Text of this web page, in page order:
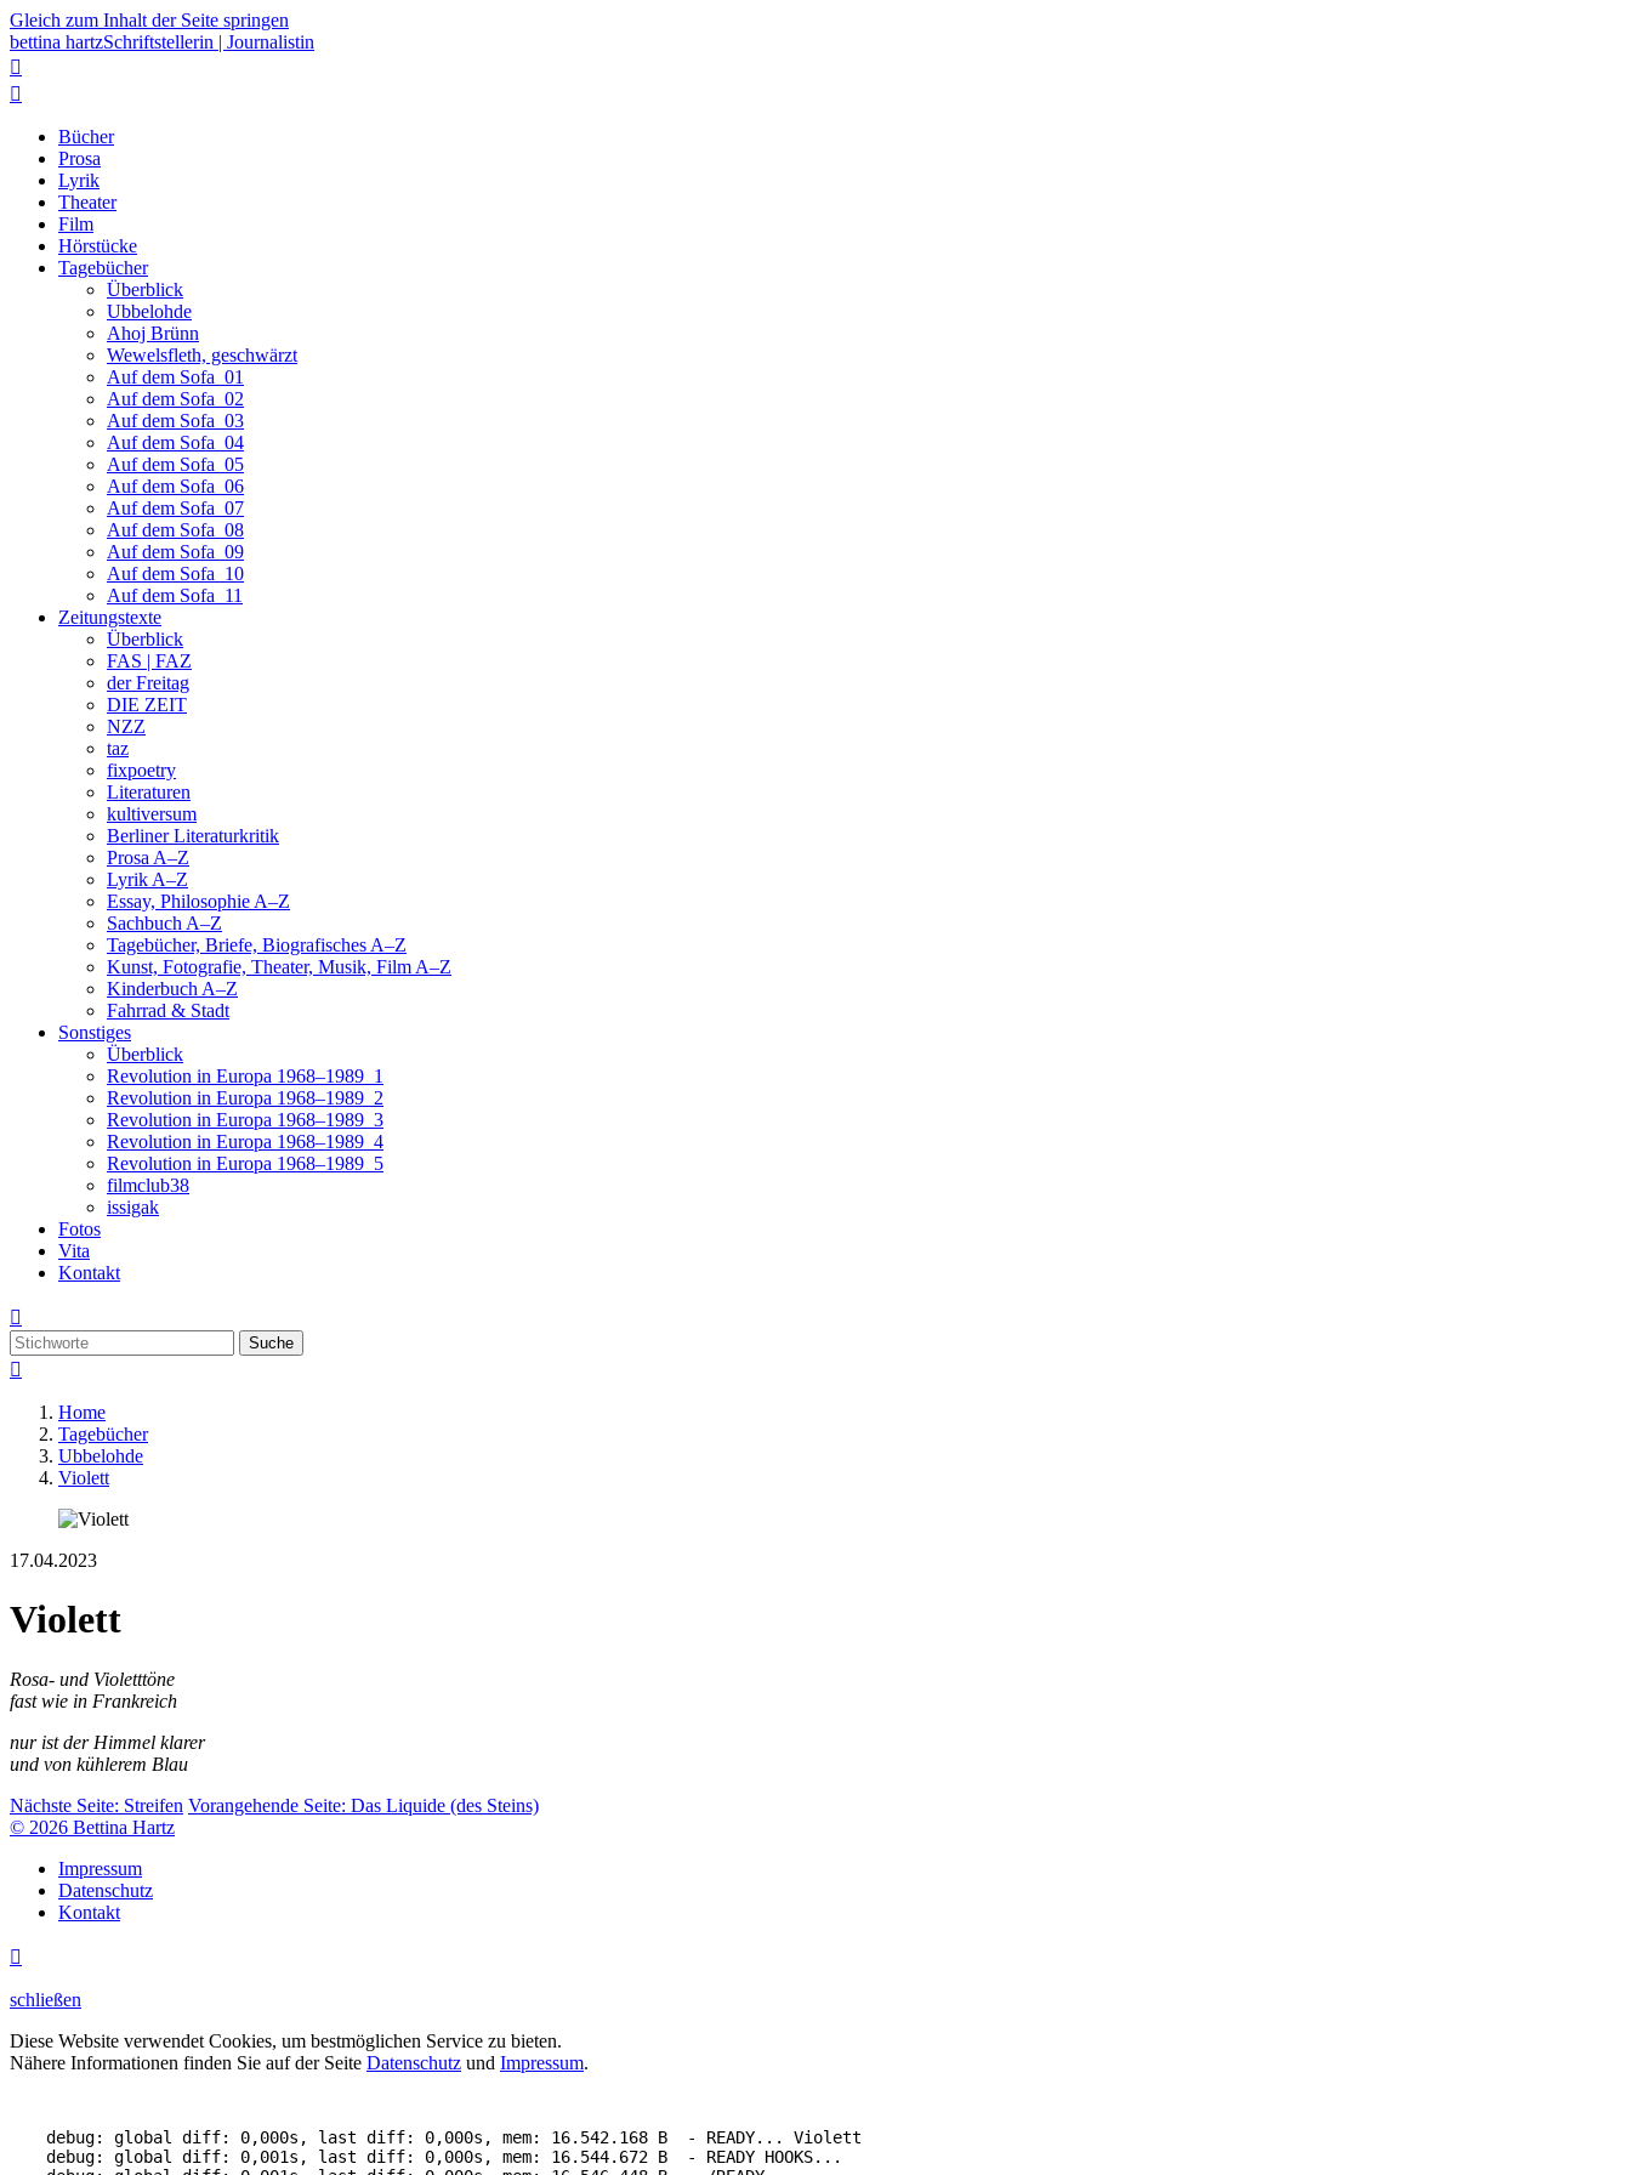
Gleich zum Inhalt der Seite springen
bettina hartzSchriftstellerin | Journalistin


Bücher
Prosa
Lyrik
Theater
Film
Hörstücke
Tagebücher
Überblick
Ubbelohde
Ahoj Brünn
Wewelsfleth, geschwärzt
Auf dem Sofa_01
Auf dem Sofa_02
Auf dem Sofa_03
Auf dem Sofa_04
Auf dem Sofa_05
Auf dem Sofa_06
Auf dem Sofa_07
Auf dem Sofa_08
Auf dem Sofa_09
Auf dem Sofa_10
Auf dem Sofa_11
Zeitungstexte
Überblick
FAS | FAZ
der Freitag
DIE ZEIT
NZZ
taz
fixpoetry
Literaturen
kultiversum
Berliner Literaturkritik
Prosa A–Z
Lyrik A–Z
Essay, Philosophie A–Z
Sachbuch A–Z
Tagebücher, Briefe, Biografisches A–Z
Kunst, Fotografie, Theater, Musik, Film A–Z
Kinderbuch A–Z
Fahrrad & Stadt
Sonstiges
Überblick
Revolution in Europa 1968–1989_1
Revolution in Europa 1968–1989_2
Revolution in Europa 1968–1989_3
Revolution in Europa 1968–1989_4
Revolution in Europa 1968–1989_5
filmclub38
issigak
Fotos
Vita
Kontakt

Suche

Home
Tagebücher
Ubbelohde
Violett
17.04.2023
Violett
Rosa- und Violetttöne
fast wie in Frankreich
nur ist der Himmel klarer
und von kühlerem Blau
Nächste Seite: Streifen Vorangehende Seite: Das Liquide (des Steins)
© 2026 Bettina Hartz
Impressum
Datenschutz
Kontakt

schließen
Diese Website verwendet Cookies, um bestmöglichen Service zu bieten.
Nähere Informationen finden Sie auf der Seite Datenschutz und Impressum.
debug: global diff: 0,000s, last diff: 0,000s, mem: 16.542.168 B  - READY... Violett
debug: global diff: 0,001s, last diff: 0,000s, mem: 16.544.672 B  - READY HOOKS...